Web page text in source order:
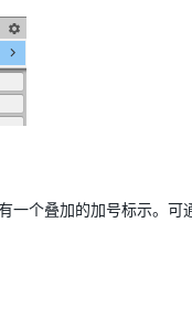
一个叠加的加号标示。可